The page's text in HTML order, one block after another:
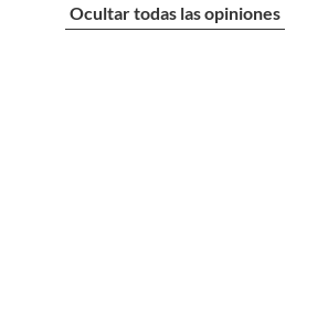
Ocultar todas las opiniones